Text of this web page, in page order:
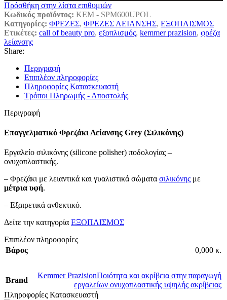
Πρόσθήκη στην λίστα επιθυμιών
Κωδικός προϊόντος: KEM - SPM600UPOL
Κατηγορίες: ΦΡΕΖΕΣ, ΦΡΕΖΕΣ ΛΕΙΑΝΣΗΣ, ΕΞΟΠΛΙΣΜΟΣ
Ετικέτες: call of beauty pro, εξοπλισμός, kemmer prazision, φρέζα
λείανσης
Share:
Περιγραφή
Επιπλέον πληροφορίες
Πληροφορίες Κατασκευαστή
Τρόποι Πληρωμής - Αποστολής
Περιγραφή
Επαγγελματικό Φρεζάκι Λείανσης Grey (Σιλικόνης)
Εργαλείο σιλικόνης (silicone polisher) ποδολογίας –
ονυχοπλαστικής.
– Φρεζάκι με λειαντικά και γυαλιστικά σώματα σιλικόνης με
μέτρια υφή.
– Eξαιρετικά ανθεκτικό.
Δείτε την κατηγορία ΕΞΟΠΛΙΣΜΟΣ
Επιπλέον πληροφορίες
Βάρος
0,000 κ.
Brand
Kemmer PrazisionΠοιότητα και ακρίβεια στην παραγωγή
εργαλείων ονυχοπλαστικής υψηλής ακρίβειας
Πληροφορίες Κατασκευαστή